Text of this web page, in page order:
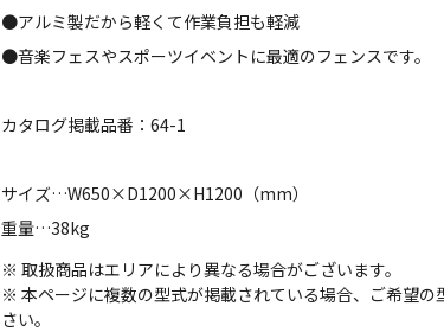
●アルミ製だから軽くて作業負担も軽減
●音楽フェスやスポーツイベントに最適のフェンスです。
カタログ掲載品番：64-1
サイズ…W650×D1200×H1200（mm）
重量…38kg
※ 取扱商品はエリアにより異なる場合がございます。
※ 本ページに複数の型式が掲載されている場合、ご希望
さい。